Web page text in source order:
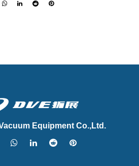
Equipment Co.,Ltd.